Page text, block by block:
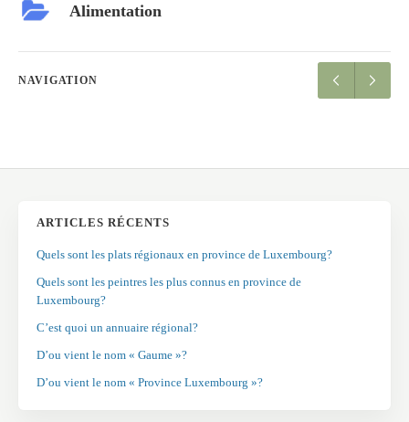
Alimentation
NAVIGATION
ARTICLES RÉCENTS
Quels sont les plats régionaux en province de Luxembourg?
Quels sont les peintres les plus connus en province de
Luxembourg?
C’est quoi un annuaire régional?
D’ou vient le nom « Gaume »?
D’ou vient le nom « Province Luxembourg »?